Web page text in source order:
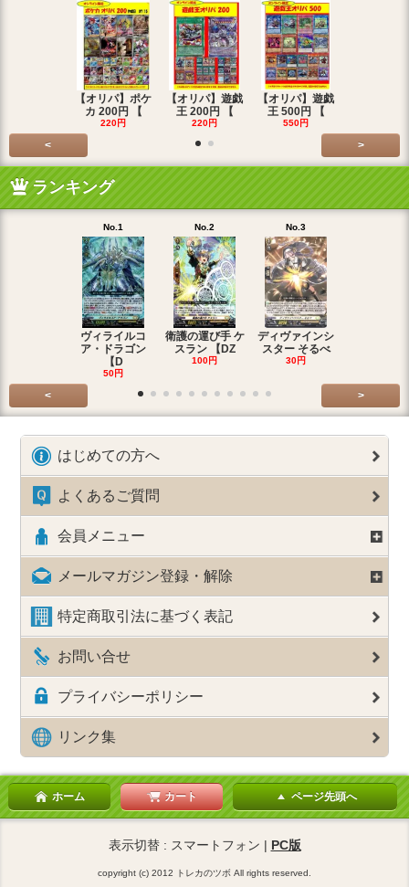
【オリパ】ポケ
カ 200円 【
220円
【オリパ】遊戯
王 200円 【
220円
【オリパ】遊戯
王 500円 【
550円
< >
ランキング
No.1
ヴィライルコ
ア・ドラゴン
【D
50円
No.2
衛護の運び手 ケ
スラン 【DZ
100円
No.3
ディヴァインシ
スター そるべ
30円
< >
はじめての方へ
よくあるご質問
会員メニュー
メールマガジン登録・解除
特定商取引法に基づく表記
お問い合せ
プライバシーポリシー
リンク集
ホーム カート ページ先頭へ
表示切替 : スマートフォン | PC版
copyright (c) 2012 トレカのツボ All rights reserved.